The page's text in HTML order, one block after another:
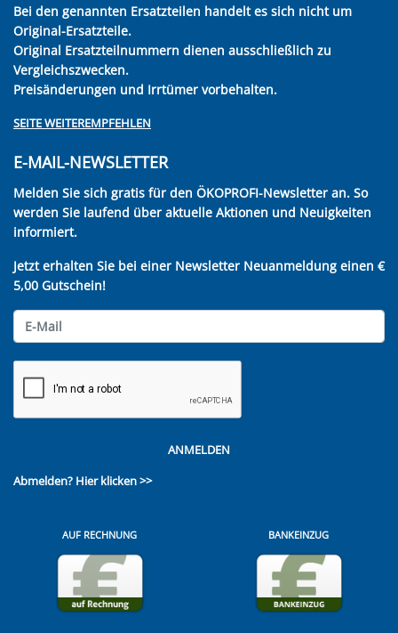
Bei den genannten Ersatzteilen handelt es sich nicht um
Original-Ersatzteile.
Original Ersatzteilnummern dienen ausschließlich zu
Vergleichszwecken.
Preisänderungen und Irrtümer vorbehalten.
SEITE WEITEREMPFEHLEN
E-MAIL-NEWSLETTER
Melden Sie sich gratis für den ÖKOPROFI-Newsletter an. So
werden Sie laufend über aktuelle Aktionen und Neuigkeiten
informiert.
Jetzt erhalten Sie bei einer Newsletter Neuanmeldung einen €
5,00 Gutschein!
ANMELDEN
Abmelden? Hier klicken >>
AUF RECHNUNG BANKEINZUG